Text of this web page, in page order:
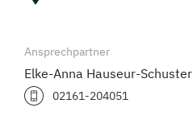
Ansprechpartner
Elke-Anna Hauseur-Schuster
02161-204051